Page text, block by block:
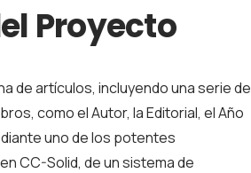
Proyecto
de artículos, incluyendo una serie de
como el Autor, la Editorial, el Año
uno de los potentes
CC-Solid, de un sistema de